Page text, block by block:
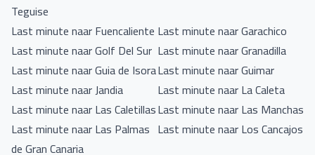
Teguise
Last minute naar Fuencaliente Last minute naar Garachico
Last minute naar Golf Del Sur Last minute naar Granadilla
Last minute naar Guia de IsoraLast minute naar Guimar
Last minute naar Jandia
Last minute naar La Caleta
Last minute naar Las CaletillasLast minute naar Las Manchas
Last minute naar Las Palmas
de Gran Canaria
Last minute naar Los Cancajos